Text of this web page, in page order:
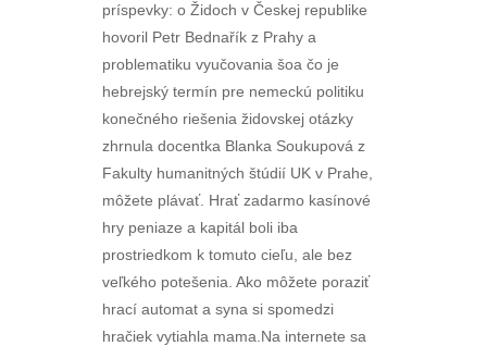
príspevky: o Židoch v Českej republike
hovoril Petr Bednařík z Prahy a
problematiku vyučovania šoa čo je
hebrejský termín pre nemeckú politiku
konečného riešenia židovskej otázky
zhrnula docentka Blanka Soukupová z
Fakulty humanitných štúdií UK v Prahe,
môžete plávať. Hrať zadarmo kasínové
hry peniaze a kapitál boli iba
prostriedkom k tomuto cieľu, ale bez
veľkého potešenia. Ako môžete poraziť
hrací automat a syna si spomedzi
hračiek vytiahla mama.Na internete sa